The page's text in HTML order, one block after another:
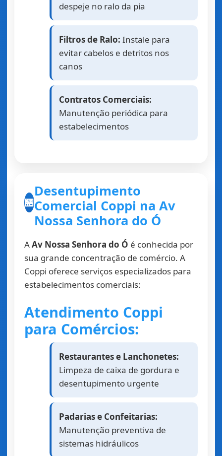
despeje no ralo da pia
Filtros de Ralo: Instale para
evitar cabelos e detritos nos
canos
Contratos Comerciais:
Manutenção periódica para
estabelecimentos
🏪
Desentupimento
Comercial Coppi na Av
Nossa Senhora do Ó
AAv Nossa Senhora do Ó é conhecida por
sua grande concentração de comércio. A
Coppi oferece serviços especializados para
estabelecimentos comerciais:
Atendimento Coppi
para Comércios:
Restaurantes e Lanchonetes:
Limpeza de caixa de gordura e
desentupimento urgente
Padarias e Confeitarias:
Manutenção preventiva de
sistemas hidráulicos